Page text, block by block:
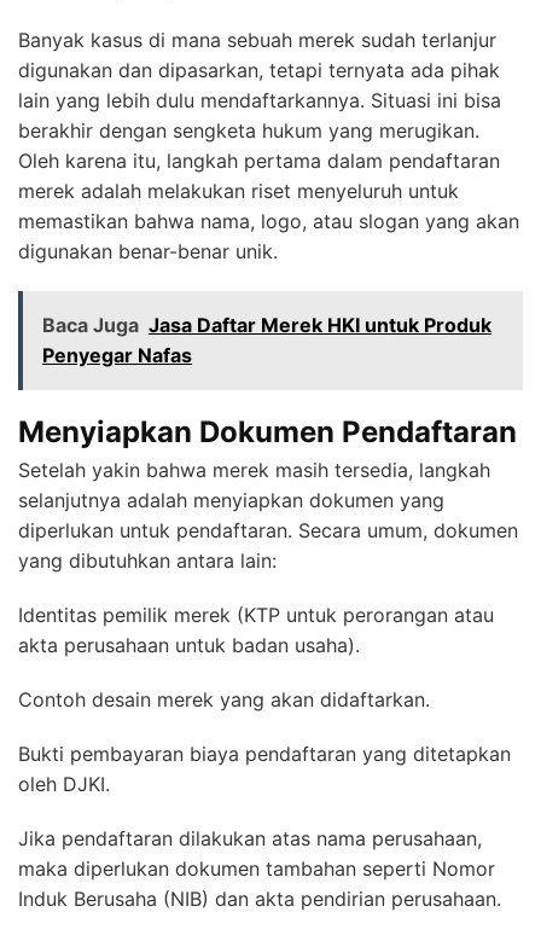
Banyak kasus di mana sebuah merek sudah terlanjur
digunakan dan dipasarkan, tetapi ternyata ada pihak
lain yang lebih dulu mendaftarkannya. Situasi ini bisa
berakhir dengan sengketa hukum yang merugikan.
Oleh karena itu, langkah pertama dalam pendaftaran
merek adalah melakukan riset menyeluruh untuk
memastikan bahwa nama, logo, atau slogan yang akan
digunakan benar-benar unik.
Baca Juga Jasa Daftar Merek HKI untuk Produk
Penyegar Nafas
Menyiapkan Dokumen Pendaftaran
Setelah yakin bahwa merek masih tersedia, langkah
selanjutnya adalah menyiapkan dokumen yang
diperlukan untuk pendaftaran. Secara umum, dokumen
yang dibutuhkan antara lain:
Identitas pemilik merek (KTP untuk perorangan atau
akta perusahaan untuk badan usaha).
Contoh desain merek yang akan didaftarkan.
Bukti pembayaran biaya pendaftaran yang ditetapkan
oleh DJKI.
Jika pendaftaran dilakukan atas nama perusahaan,
maka diperlukan dokumen tambahan seperti Nomor
Induk Berusaha (NIB) dan akta pendirian perusahaan.